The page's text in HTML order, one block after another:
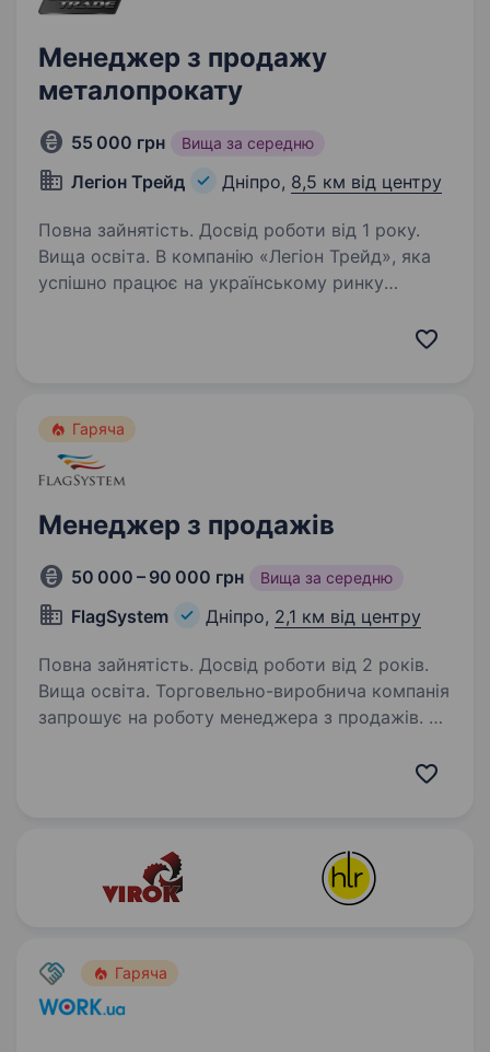
Менеджер з продажу
металопрокату
55 000 грн Вища за середню
Легіон Трейд Дніпро, 8,5 км від центру
Повна зайнятість. Досвід роботи від 1 року.
Вища освіта. В компанію «Легіон Трейд», яка
успішно працює на українському ринку
Гаряча
Менеджер з продажів
50 000 – 90 000 грн Вища за середню
FlagSystem Дніпро, 2,1 км від центру
Повна зайнятість. Досвід роботи від 2 років.
Вища освіта. Торговельно-виробнича компанія
запрошує на роботу менеджера з продажів. На
Гаряча